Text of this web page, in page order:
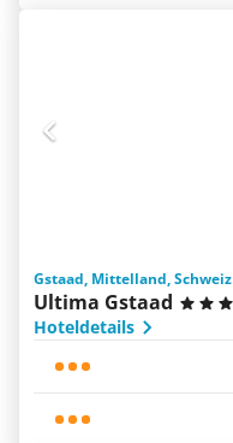
Gstaad, Mittelland, Schweiz
Ultima Gstaad
Hoteldetails